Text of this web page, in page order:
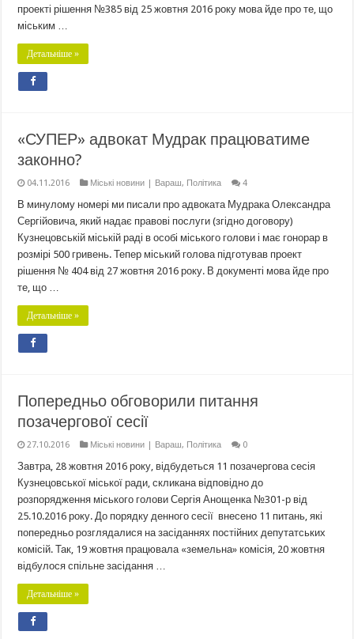
проекті рішення №385 від 25 жовтня 2016 року мова йде про те, що
міським …
Детальніше »
«СУПЕР» адвокат Мудрак працюватиме
законно?
04.11.2016 Міські новини | Вараш, Політика 4
В минулому номері ми писали про адвоката Мудрака Олександра
Сергійовича, який надає правові послуги (згідно договору)
Кузнецовській міській раді в особі міського голови і має гонорар в
розмірі 500 гривень. Тепер міський голова підготував проект
рішення № 404 від 27 жовтня 2016 року. В документі мова йде про
те, що …
Детальніше »
Попередньо обговорили питання
позачергової сесії
27.10.2016 Міські новини | Вараш, Політика 0
Завтра, 28 жовтня 2016 року, відбудеться 11 позачергова сесія
Кузнецовської міської ради, скликана відповідно до
розпорядження міського голови Сергія Анощенка №301-р від
25.10.2016 року. До порядку денного сесії внесено 11 питань, які
попередньо розглядалися на засіданнях постійних депутатських
комісій. Так, 19 жовтня працювала «земельна» комісія, 20 жовтня
відбулося спільне засідання …
Детальніше »